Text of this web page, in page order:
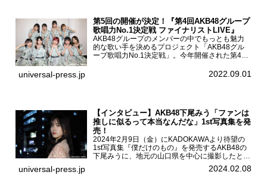
第5回の開催が決定！『第4回AKB48グループ
歌唱力No.1決定戦 ファイナリストLIVE』
AKB48グループのメンバーの中でもっとも魅力
的な歌い手を決めるプロジェクト「AKB48グル
ープ歌唱力No.1決定戦」。今年開催された第4回
る一夜限りのライブイベント「ファイナリスト
universal-press.jp 2022.09.01
【インタビュー】AKB48下尾みう「ファンは
推しに似るって本当なんだな」1st写真集を発
売！
2024年2月9日（金）にKADOKAWAより待望の
1st写真集『僕だけのもの』を発売するAKB48の
下尾みうに、地元の山口県を中心に撮影したとい
う今回の写真集についてインタビューをお願いし
た。1st写真集『僕だけのもの』を発売する
universal-press.jp 2024.02.08